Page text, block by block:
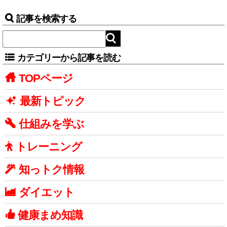
記事を検索する
カテゴリーから記事を読む
TOPページ
最新トピック
仕組みを学ぶ
トレーニング
知っトク情報
ダイエット
健康まめ知識